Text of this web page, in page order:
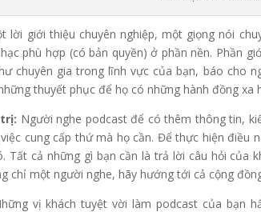
lời giới thiệu chuyên nghiệp, một giọng nói
phù hợp (có bản quyền) ở phần nền. Phần
chuyên gia trong lĩnh vực của bạn, báo cho
thuyết phục để họ có những hành đồng xa
Người nghe podcast để có thêm thông tin,
cung cấp thứ mà họ cần. Để thực hiện điều
Tất cả những gì bạn cần là trả lời câu hỏi của
chỉ một người nghe, hãy hướng tới cả cộng
vị khách tuyệt vời làm podcast của bạn